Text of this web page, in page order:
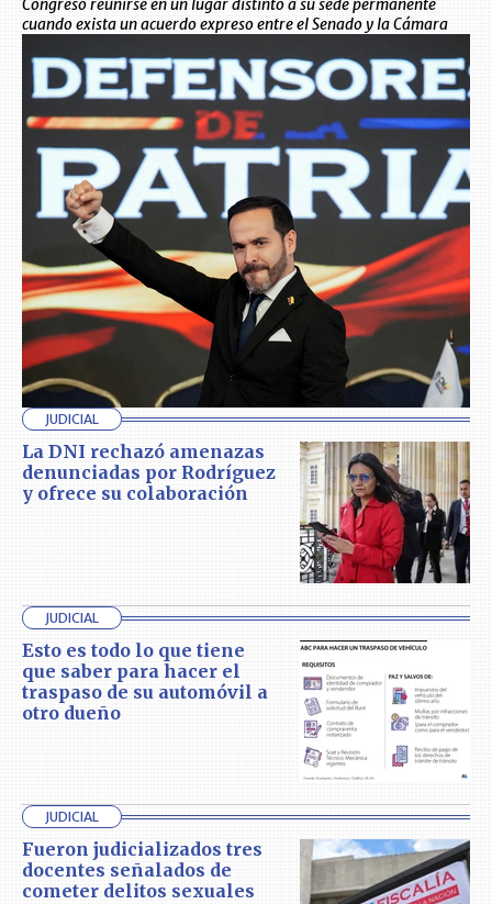
Congreso reunirse en un lugar distinto a su sede permanente
cuando exista un acuerdo expreso entre el Senado y la Cámara
JUDICIAL
La DNI rechazó amenazas
denunciadas por Rodríguez
y ofrece su colaboración
JUDICIAL
Esto es todo lo que tiene
que saber para hacer el
traspaso de su automóvil a
otro dueño
JUDICIAL
Fueron judicializados tres
docentes señalados de
cometer delitos sexuales